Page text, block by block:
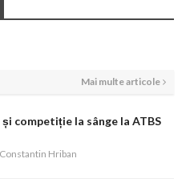
Mai multe articole
competiție la sânge la ATBS
Hriban